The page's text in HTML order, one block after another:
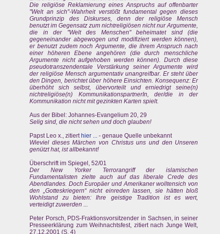
Die religiöse Reklamierung eines Anspruchs auf offenbarter
"Welt an sich"-Wahrheit verstößt fundamental gegen dieses
Grundprinzip des Diskurses, denn der religiöse Mensch
benutzt im Gegensatz zum nichtreligiösen nicht nur Argumente,
die in der "Welt des Menschen" beheimatet sind (die
gegeneinander abgewogen und modifiziert werden können),
er benutzt zudem noch Argumente, die ihrem Anspruch nach
einer höheren Ebene angehören (die durch menschliche
Argumente nicht aufgehoben werden können). Durch diese
pseudotranszendentale Verstärkung seiner Argumente wird
der religiöse Mensch argumentativ unangreifbar. Er steht über
den Dingen, berichtet über höhere Einsichten. Konsequenz: Er
überhöht sich selbst, übervorteilt und erniedrigt seine(n)
nichtreligiöse(n) KommunikationspartnerIn, der/die in der
Kommunikation nicht mit gezinkten Karten spielt.
Aus der Bibel: Johannes-Evangelium 20, 29
Selig sind, die nicht sehen und doch glauben!
Papst Leo x., zitiert hier ... - genaue Quelle unbekannt
Wieviel dieses Märchen von Christus uns und den Unseren
genützt hat, ist allbekannt!
Überschrift im Spiegel, 52/01
Der New Yorker Terrorangriff der islamischen
Fundamentalisten zielte auch auf das liberale Crede des
Abendlandes. Doch Europäer und Amerikaner wolltensich von
den „Gotteskriegern“ nicht einreden lassen, sie hätten bloß
Wohlstand zu bieten: Ihre geistige Tradition ist es wert,
verteidigt zuwerden ...
Peter Porsch, PDS-Fraktionsvorsitzender in Sachsen, in seiner
Presseerklärung zum Weihnachtsfest, zitiert nach Junge Welt,
27.12.2001 (S. 4)